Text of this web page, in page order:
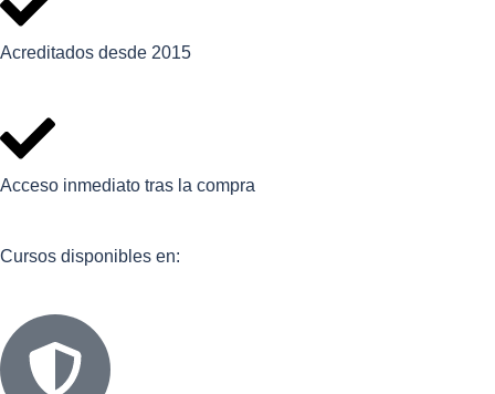
Acreditados desde 2015
Acceso inmediato tras la compra
Cursos disponibles en: